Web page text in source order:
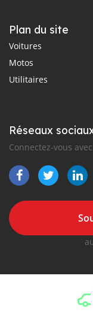
Plan du site
Voitures
Motos
Utilitaires
Réseaux
Connectez-vous